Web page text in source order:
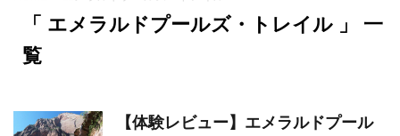
「 エメラルドプールズ・トレイル 」 一
覧
【体験レビュー】エメラルドプール